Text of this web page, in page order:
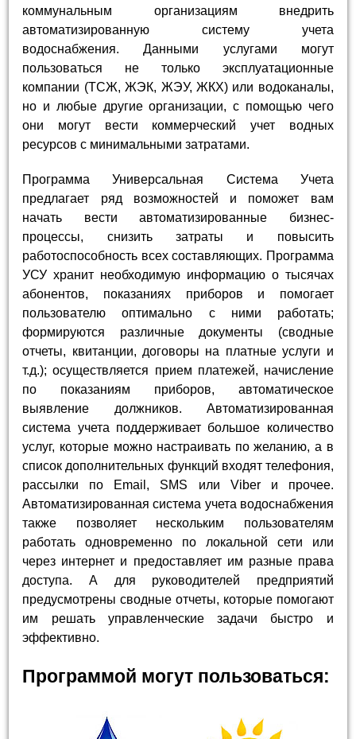
коммунальным организациям внедрить
автоматизированную систему учета
водоснабжения. Данными услугами могут
пользоваться не только эксплуатационные
компании (ТСЖ, ЖЭК, ЖЭУ, ЖКХ) или водоканалы,
но и любые другие организации, с помощью чего
они могут вести коммерческий учет водных
ресурсов с минимальными затратами.
Программа Универсальная Система Учета
предлагает ряд возможностей и поможет вам
начать вести автоматизированные бизнес-
процессы, снизить затраты и повысить
работоспособность всех составляющих. Программа
УСУ хранит необходимую информацию о тысячах
абонентов, показаниях приборов и помогает
пользователю оптимально с ними работать;
формируются различные документы (сводные
отчеты, квитанции, договоры на платные услуги и
т.д.); осуществляется прием платежей, начисление
по показаниям приборов, автоматическое
выявление должников. Автоматизированная
система учета поддерживает большое количество
услуг, которые можно настраивать по желанию, а в
список дополнительных функций входят телефония,
рассылки по Email, SMS или Viber и прочее.
Автоматизированная система учета водоснабжения
также позволяет нескольким пользователям
работать одновременно по локальной сети или
через интернет и предоставляет им разные права
доступа. А для руководителей предприятий
предусмотрены сводные отчеты, которые помогают
им решать управленческие задачи быстро и
эффективно.
Программой могут пользоваться: